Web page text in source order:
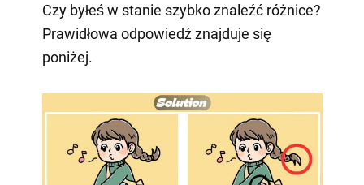
Czy byłeś w stanie szybko znaleźć różnice?
Prawidłowa odpowiedź znajduje się
poniżej.